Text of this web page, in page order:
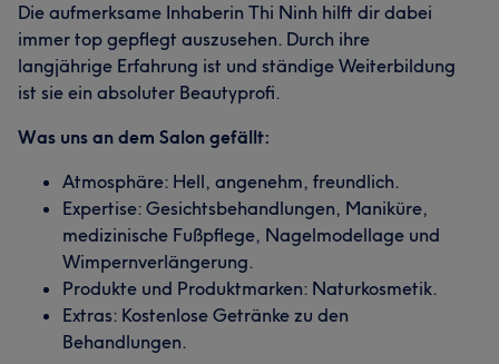
Die aufmerksame Inhaberin Thi Ninh hilft dir dabei
immer top gepflegt auszusehen. Durch ihre
langjährige Erfahrung ist und ständige Weiterbildung
ist sie ein absoluter Beautyprofi.
Was uns an dem Salon gefällt:
Atmosphäre: Hell, angenehm, freundlich.
Expertise: Gesichtsbehandlungen, Maniküre,
medizinische Fußpflege, Nagelmodellage und
Wimpernverlängerung.
Produkte und Produktmarken: Naturkosmetik.
Extras: Kostenlose Getränke zu den
Behandlungen.